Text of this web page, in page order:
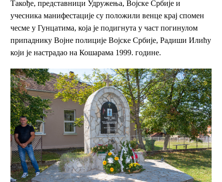
Такође, представници Удружења, Војске Србије и
учесника манифестације су положили венце крај спомен
чесме у Гунцатима, која је подигнута у част погинулом
припаднику Војне полиције Војске Србије, Радиши Илићу
који је настрадао на Кошарама 1999. године.